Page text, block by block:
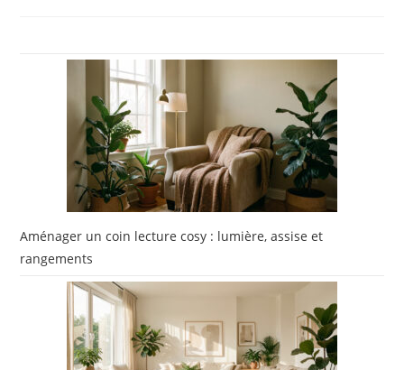
Aménager un coin lecture cosy : lumière, assise et
rangements